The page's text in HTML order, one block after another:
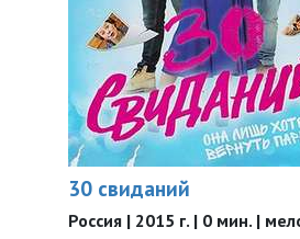
30 свиданий
Россия | 2015 г. | 0 мин. |